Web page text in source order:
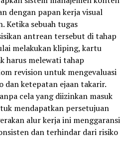
dengan papan kerja visual
Ketika sebuah tugas
antrean tersebut di tahap
melakukan kliping, kartu
harus melewati tahap
revision untuk mengevaluasi
dan ketepatan ejaan takarir.
cela yang diizinkan masuk
mendapatkan persetujuan
alur kerja ini menggaransi
dan terhindar dari risiko